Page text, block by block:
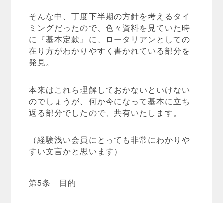
そんな中、丁度下半期の方針を考えるタイ
ミングだったので、色々資料を見ていた時
に『基本定款』に、ロータリアンとしての
在り方がわかりやすく書かれている部分を
発見。
本来はこれら理解しておかないといけない
のでしょうが、何か今になって基本に立ち
返る部分でしたので、共有いたします。
（経験浅い会員にとっても非常にわかりや
すい文言かと思います）
第5条 目的